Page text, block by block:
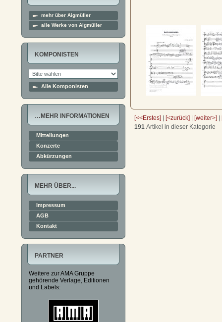
mehr über Aigmüller
alle Werke von Aigmüller
KOMPONISTEN
Alle Komponisten
…MEHR INFORMATIONEN
Mitteilungen
Konzerte
Abkürzungen
MEHR ÜBER...
Impressum
AGB
Kontakt
PARTNER
Weitere zur AMA Gruppe
gehörende Verlage, Editionen
und Labels:
[<<Erstes] | [<zurück] | [weiter>] |
191 Artikel in dieser Kategorie